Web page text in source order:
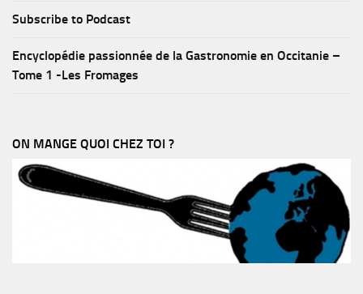
Subscribe to Podcast
Encyclopédie passionnée de la Gastronomie en Occitanie –
Tome 1 -Les Fromages
ON MANGE QUOI CHEZ TOI ?